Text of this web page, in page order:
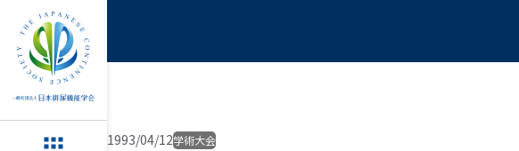
1993/04/12学術大会